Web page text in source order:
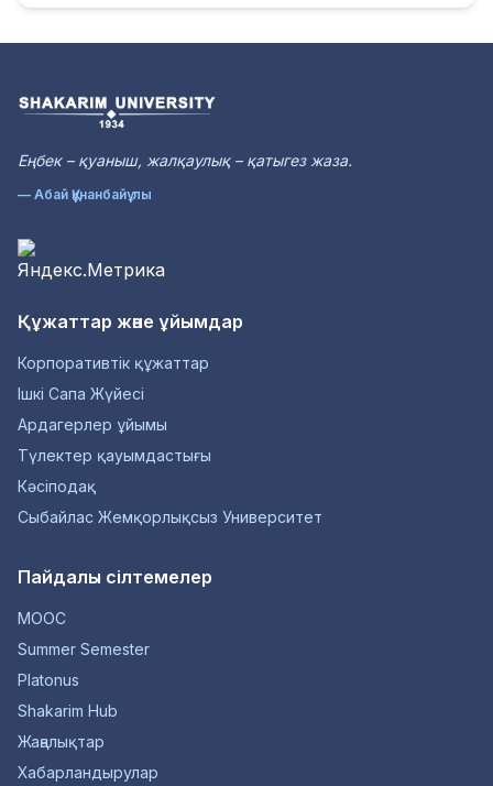
Еңбек – қуаныш, жалқаулық – қатыгез жаза.
— Абай Құнанбайұлы
Құжаттар және ұйымдар
Корпоративтік құжаттар
Ішкі Сапа Жүйесі
Ардагерлер ұйымы
Түлектер қауымдастығы
Кәсіподақ
Сыбайлас Жемқорлықсыз Университет
Пайдалы сілтемелер
MOOC
Summer Semester
Platonus
Shakarim Hub
Жаңалықтар
Хабарландырулар